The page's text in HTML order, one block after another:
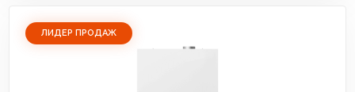
ЛИДЕР ПРОДАЖ